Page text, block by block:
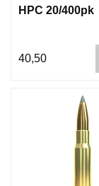
HPC 20/400pk
40,50